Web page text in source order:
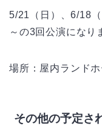
5/21（日）、6/18
～の3回公演になり
場所：屋内ランド
その他の予定さ